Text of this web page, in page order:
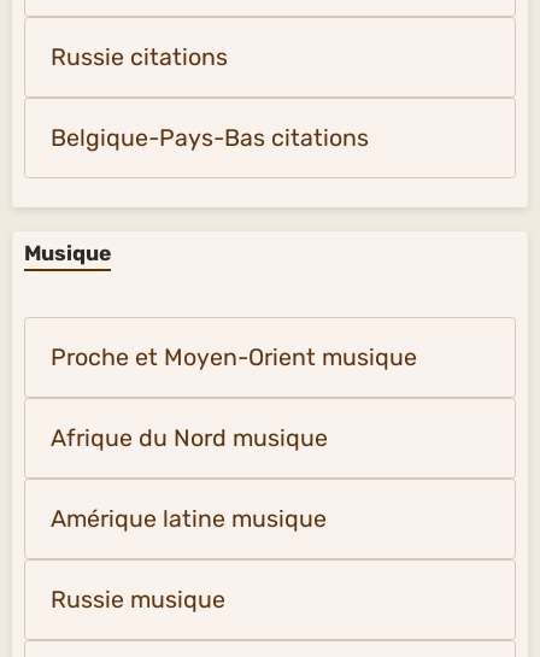
Russie citations
Belgique-Pays-Bas citations
Musique
Proche et Moyen-Orient musique
Afrique du Nord musique
Amérique latine musique
Russie musique